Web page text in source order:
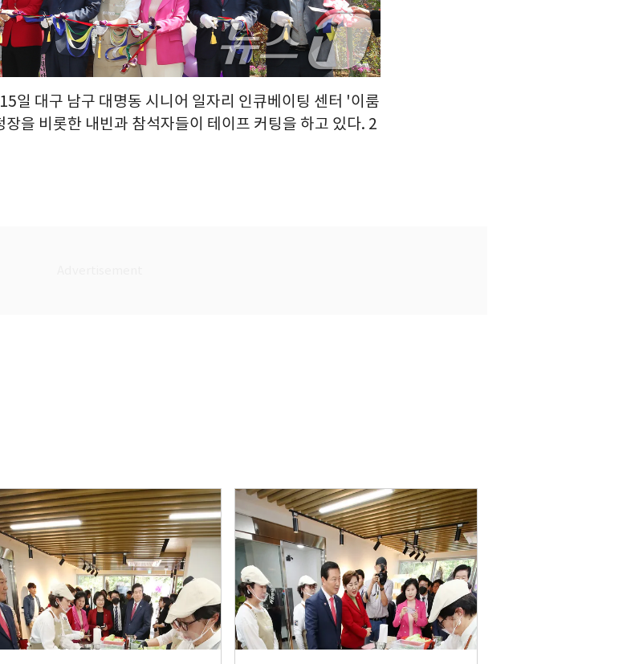
일 대구 남구 대명동 시니어 일자리 인큐베이팅 센터 '이룸
을 비롯한 내빈과 참석자들이 테이프 커팅을 하고 있다. 2